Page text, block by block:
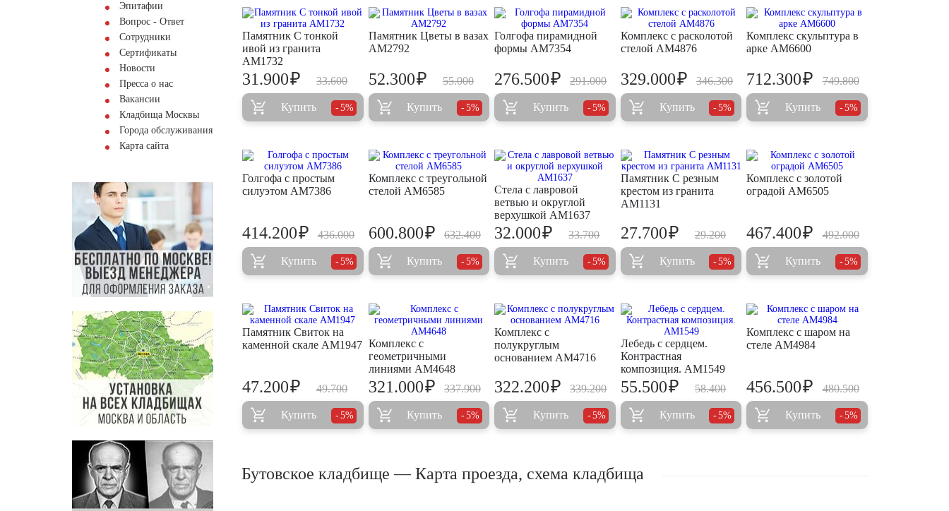
Эпитафии
Вопрос - Ответ
Сотрудники
Сертификаты
Новости
Пресса о нас
Вакансии
Кладбища Москвы
Города обслуживания
Карта сайта
Памятник С тонкой
ивой из гранита
AM1732
33.600
31.900₽
Купить 5%
Памятник Цветы в вазах
AM2792
55.000
52.300₽
Купить 5%
Голгофа пирамидной
формы AM7354
291.000
276.500₽
Купить 5%
Комплекс с расколотой
стелой AM4876
346.300
329.000₽
Купить 5%
Комплекс скульптура в
арке AM6600
749.800
712.300₽
Купить 5%
Голгофа с простым
силуэтом AM7386
436.000
414.200₽
Купить 5%
Комплекс с треугольной
стелой AM6585
632.400
600.800₽
Купить 5%
Стела с лавровой
ветвью и округлой
верхушкой AM1637
33.700
32.000₽
Купить 5%
Памятник С резным
крестом из гранита
AM1131
29.200
27.700₽
Купить 5%
Комплекс с золотой
оградой AM6505
492.000
467.400₽
Купить 5%
Памятник Свиток на
каменной скале AM1947
49.700
47.200₽
Купить 5%
Комплекс с
геометричными
линиями AM4648
337.900
321.000₽
Купить 5%
Комплекс с
полукруглым
основанием AM4716
339.200
322.200₽
Купить 5%
Лебедь с сердцем.
Контрастная
композиция. AM1549
58.400
55.500₽
Купить 5%
Комплекс с шаром на
стеле AM4984
480.500
456.500₽
Купить 5%
Бутовское кладбище — Карта проезда, схема кладбища